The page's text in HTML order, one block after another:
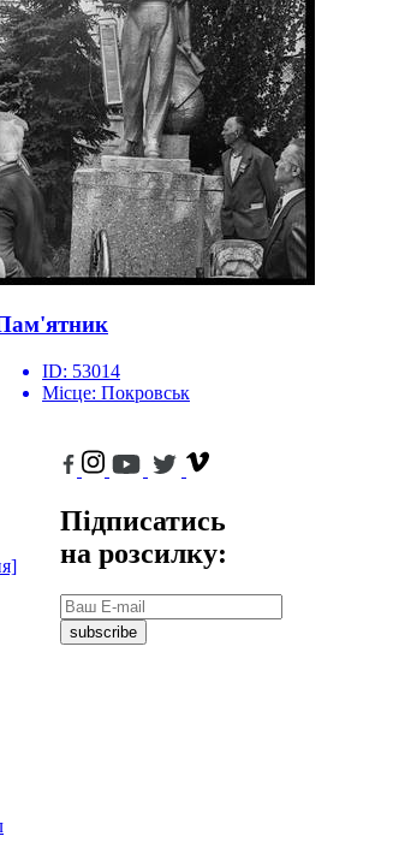
ID: 53014
Місце: Покровськ
Підписатись
на розсилку:
subscribe